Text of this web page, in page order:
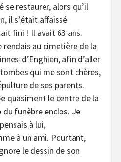
se restaurer, alors qu’il
il s’était affaissé
fini ! Il avait 63 ans.
rendais au cimetière de la
d’Enghien, afin d’aller
qui me sont chères,
de ses parents.
quasiment le centre de la
du funèbre enclos. Je
à lui,
à un ami. Pourtant,
le dessin de son